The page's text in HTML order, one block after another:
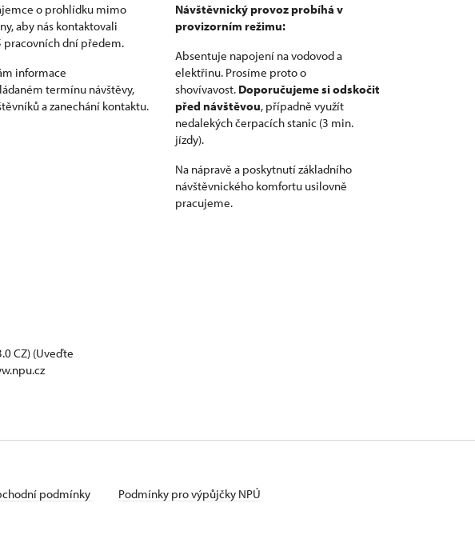
o prohlídku mimo
aby nás kontaktovali
pracovních dní předem.
informace
termínu návštěvy,
a zanechání kontaktu.
Návštěvnický provoz probíhá v
provizorním režimu:
Absentuje napojení na vodovod a
elektřinu. Prosíme proto o
shovívavost. Doporučujeme si odskočit
před návštěvou, případně využít
nedalekých čerpacích stanic (3 min.
jízdy).
Na nápravě a poskytnutí základního
návštěvnického komfortu usilovně
pracujeme.
CZ) (Uveďte
podmínky
Podmínky pro výpůjčky NPÚ